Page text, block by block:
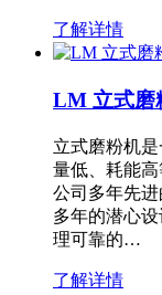
了解详情
LM 立式磨
立式磨粉机
量低、耗能
公司多年先
多年的潜心
理可靠的…
了解详情